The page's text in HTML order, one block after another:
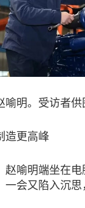
喻明。受访者供
造更高峰
赵喻明端坐在
一会又陷入沉